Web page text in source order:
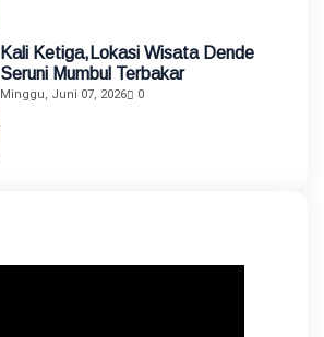
Kali Ketiga,Lokasi Wisata Dende
Seruni Mumbul Terbakar
Minggu, Juni 07, 2026 0